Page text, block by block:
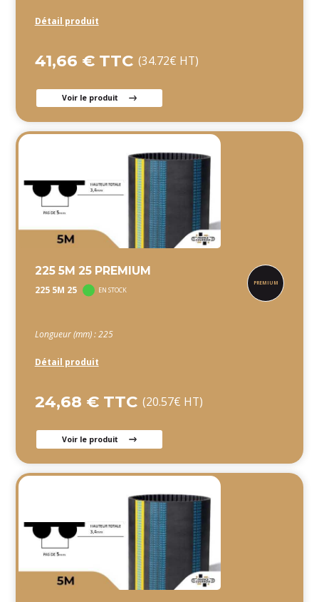
Détail produit
41,66 € TTC (34.72€ HT)
Voir le produit
225 5M 25 PREMIUM
225 5M 25 EN STOCK
Longueur (mm) : 225
Détail produit
24,68 € TTC (20.57€ HT)
Voir le produit